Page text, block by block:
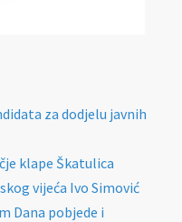
za dodjelu javnih
klape Škatulica
vijeća Ivo Simović
Dana pobjede i